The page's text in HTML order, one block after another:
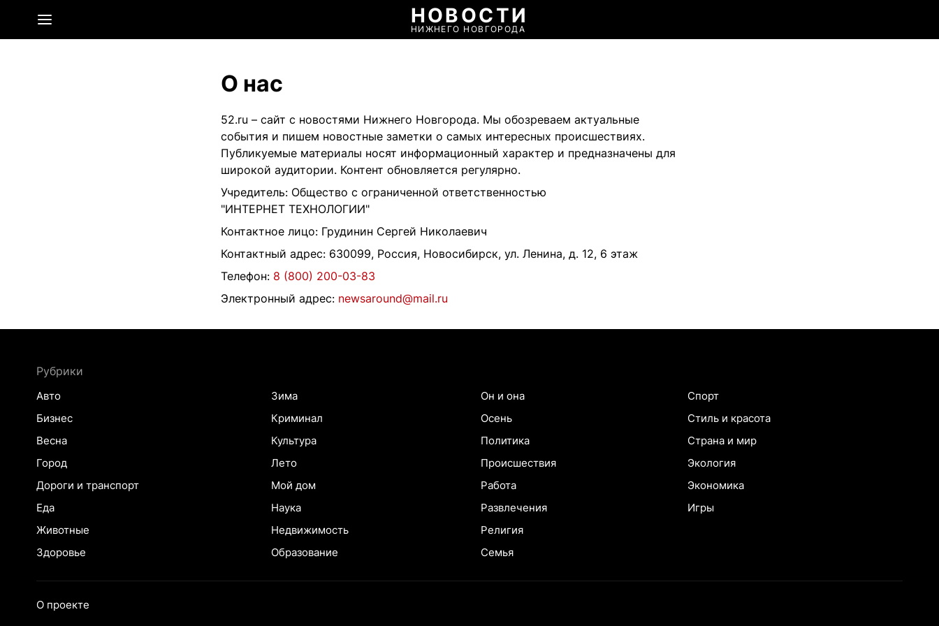
НОВОСТИ
НИЖНЕГО НОВГОРОДА
О нас
52.ru – сайт с новостями Нижнего Новгорода. Мы обозреваем актуальные
события и пишем новостные заметки о самых интересных происшествиях.
Публикуемые материалы носят информационный характер и предназначены для
широкой аудитории. Контент обновляется регулярно.
Учредитель: Общество с ограниченной ответственностью
"ИНТЕРНЕТ ТЕХНОЛОГИИ"
Контактное лицо: Грудинин Сергей Николаевич
Контактный адрес: 630099, Россия, Новосибирск, ул. Ленина, д. 12, 6 этаж
Телефон: 8 (800) 200-03-83
Электронный адрес: newsaround@mail.ru
Рубрики
Авто
Бизнес
Весна
Город
Дороги и транспорт
Еда
Животные
Здоровье
Зима
Криминал
Культура
Лето
Мой дом
Наука
Недвижимость
Образование
Он и она
Осень
Политика
Происшествия
Работа
Развлечения
Религия
Семья
Спорт
Стиль и красота
Страна и мир
Экология
Экономика
Игры
О проекте